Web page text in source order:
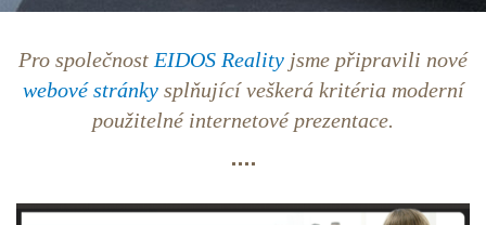
Pro společnost EIDOS Reality jsme připravili nové
webové stránkysplňující veškerá kritéria moderní
použitelné internetové prezentace.